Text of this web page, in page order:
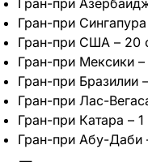
Гран-при
Гран-при
Гран-при США – 20
Гран-при Мексики
Гран-при Бразилии
Гран-при Лас-
Гран-при Катара –
Гран-при Абу-Даби